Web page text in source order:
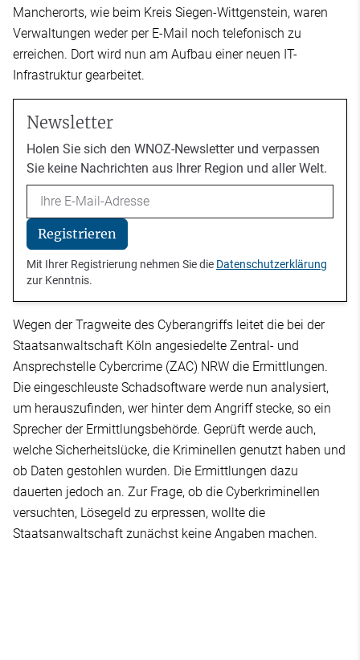
Mancherorts, wie beim Kreis Siegen-Wittgenstein, waren
Verwaltungen weder per E-Mail noch telefonisch zu
erreichen. Dort wird nun am Aufbau einer neuen IT-
Infrastruktur gearbeitet.
Newsletter
Holen Sie sich den WNOZ-Newsletter und verpassen
Sie keine Nachrichten aus Ihrer Region und aller Welt.
Email
Registrieren
Mit Ihrer Registrierung nehmen Sie die Datenschutzerklärung
zur Kenntnis.
Wegen der Tragweite des Cyberangriffs leitet die bei der
Staatsanwaltschaft Köln angesiedelte Zentral- und
Ansprechstelle Cybercrime (ZAC) NRW die Ermittlungen.
Die eingeschleuste Schadsoftware werde nun analysiert,
um herauszufinden, wer hinter dem Angriff stecke, so ein
Sprecher der Ermittlungsbehörde. Geprüft werde auch,
welche Sicherheitslücke, die Kriminellen genutzt haben und
ob Daten gestohlen wurden. Die Ermittlungen dazu
dauerten jedoch an. Zur Frage, ob die Cyberkriminellen
versuchten, Lösegeld zu erpressen, wollte die
Staatsanwaltschaft zunächst keine Angaben machen.